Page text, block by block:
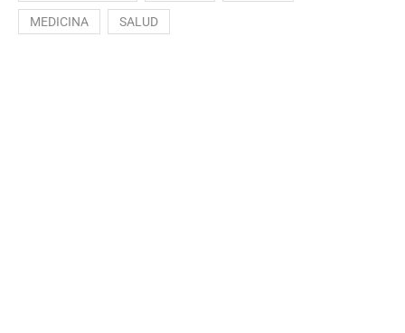
MEDICINA SALUD